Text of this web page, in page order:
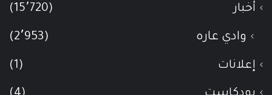
أخبار (15٬720)
وادي عاره (2٬953)
إعلانات (1)